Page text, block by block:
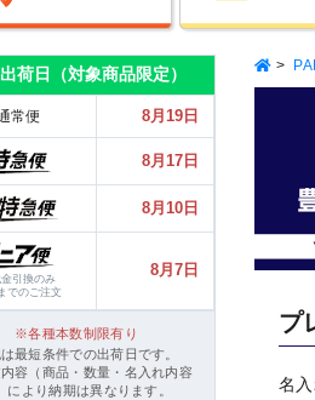
おすすめ商品
が何度もリピートしたくなる
納期でお求めやすい価格の
人気商品をピックアップ！
高級
人気のシリーズ
カーの中でも特に人気の高い
ズを厳選！幅広い年代の方に
高評をいただいています。
ク
能・特徴から選ぶ
色ペンや多機能ペンなど
能性に優れたボールペンも
種取り揃えております！
1
ーカーから選ぶ
外の有名筆記具メーカー、
ボールペンブランドから
お選びいただけます。
当
・シーンから選ぶ
色ペンや多機能ペンなど
能性に優れたボールペンも
種取り揃えております！
展
荷日（対象商品限定）
常便 8月19日
8月17日
8月10日
引換のみ
でのご注文
8月7日
各種本数制限有り
は最短条件での出荷日です。
内容（商品・数量・名入れ内容
により納期は異なります。
>
プ
名